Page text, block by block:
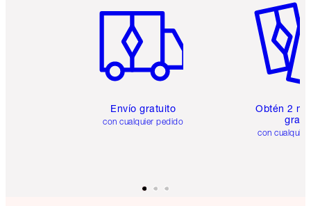
Envío gratuito
con cualquier pedido
Obtén 2
gratis
con